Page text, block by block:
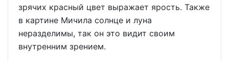
зрячих красный цвет выражает ярость. Также
в картине Мичила солнце и луна
неразделимы, так он это видит своим
внутренним зрением.